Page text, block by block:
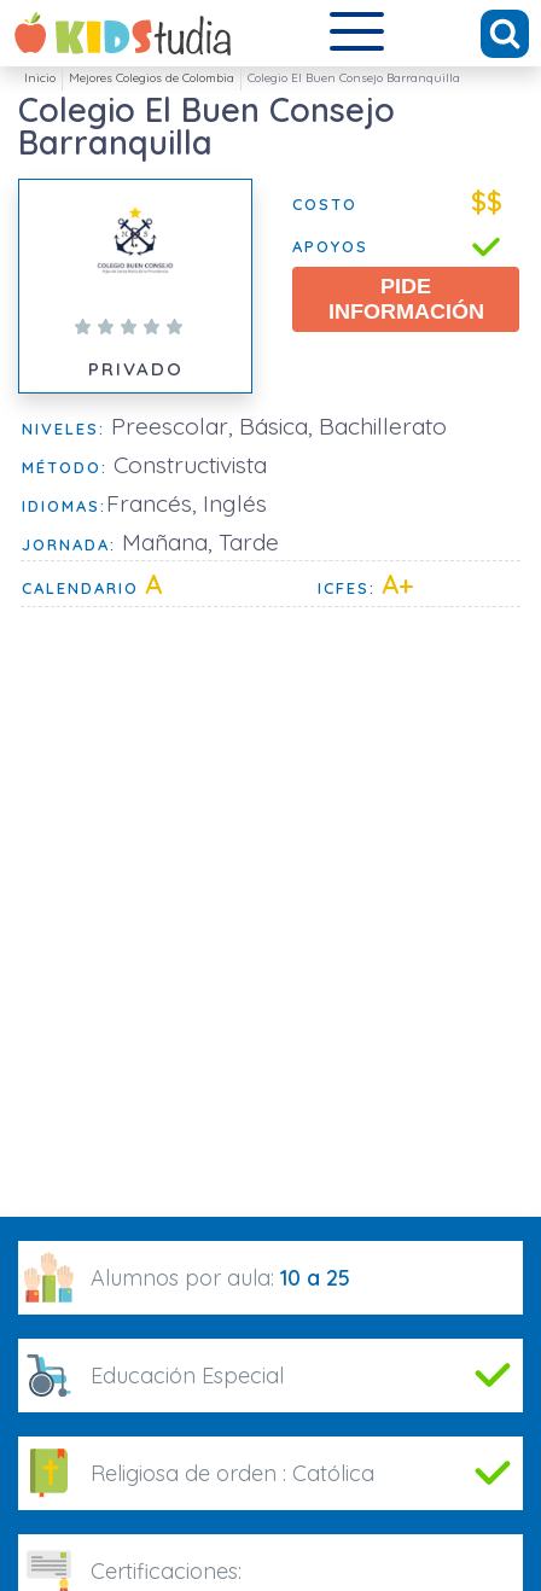
Inicio Mejores Colegios de Colombia Colegio El Buen Consejo Barranquilla
Colegio El Buen Consejo
Barranquilla
PRIVADO
COSTO $$
APOYOS
PIDE
INFORMACIÓN
NIVELES: Preescolar, Básica, Bachillerato
MÉTODO: Constructivista
IDIOMAS: Francés, Inglés
JORNADA: Mañana, Tarde
CALENDARIO A ICFES: A+
Alumnos por aula: 10 a 25
Educación Especial
Religiosa de orden : Católica
Certificaciones: